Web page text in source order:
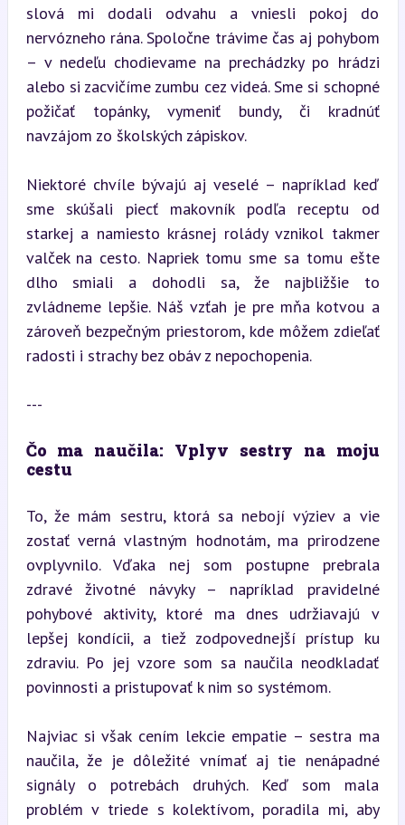
slová mi dodali odvahu a vniesli pokoj do
nervózneho rána. Spoločne trávime čas aj pohybom
– v nedeľu chodievame na prechádzky po hrádzi
alebo si zacvičíme zumbu cez videá. Sme si schopné
požičať topánky, vymeniť bundy, či kradnúť
navzájom zo školských zápiskov.
Niektoré chvíle bývajú aj veselé – napríklad keď
sme skúšali piecť makovník podľa receptu od
starkej a namiesto krásnej rolády vznikol takmer
valček na cesto. Napriek tomu sme sa tomu ešte
dlho smiali a dohodli sa, že najbližšie to
zvládneme lepšie. Náš vzťah je pre mňa kotvou a
zároveň bezpečným priestorom, kde môžem zdieľať
radosti i strachy bez obáv z nepochopenia.
---
Čo ma naučila: Vplyv sestry na moju
cestu
To, že mám sestru, ktorá sa nebojí výziev a vie
zostať verná vlastným hodnotám, ma prirodzene
ovplyvnilo. Vďaka nej som postupne prebrala
zdravé životné návyky – napríklad pravidelné
pohybové aktivity, ktoré ma dnes udržiavajú v
lepšej kondícii, a tiež zodpovednejší prístup ku
zdraviu. Po jej vzore som sa naučila neodkladať
povinnosti a pristupovať k nim so systémom.
Najviac si však cením lekcie empatie – sestra ma
naučila, že je dôležité vnímať aj tie nenápadné
signály o potrebách druhých. Keď som mala
problém v triede s kolektívom, poradila mi, aby